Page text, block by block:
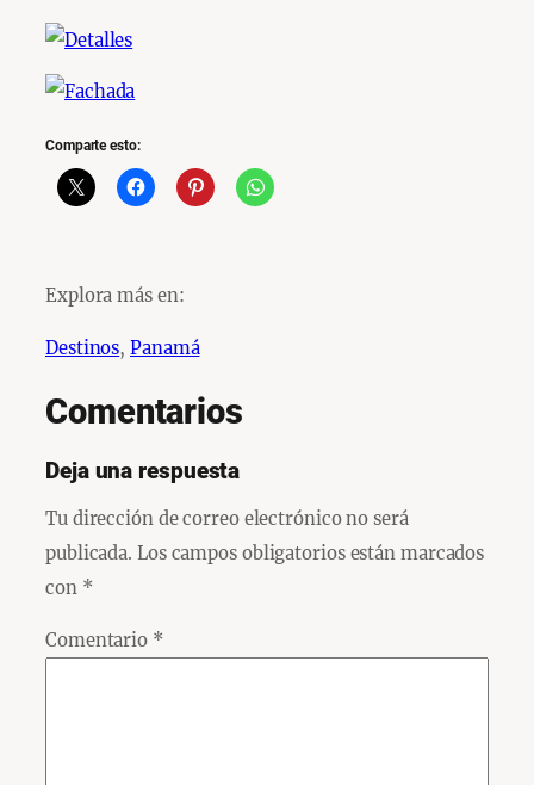
Comparte esto:
Explora más en:
Destinos, Panamá
Comentarios
Deja una respuesta
Tu dirección de correo electrónico no será
publicada. Los campos obligatorios están marcados
con *
Comentario *